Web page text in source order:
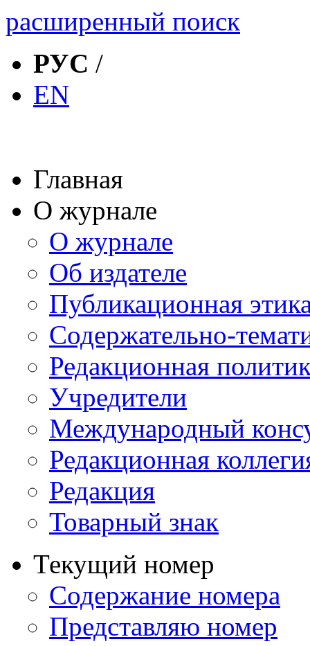
расширенный поиск
РУС /
EN
Главная
О журнале
О журнале
Об издателе
Публикационная
Содержательно-
Редакционная
Учредители
Международный
Редакционная
Редакция
Товарный знак
Текущий номер
Содержание номера
Представляю номер